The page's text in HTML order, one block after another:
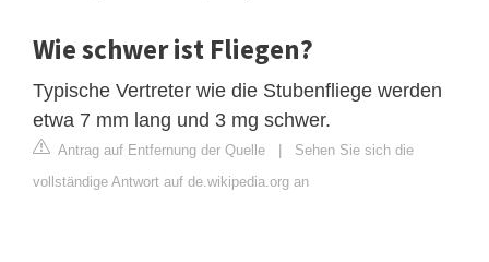
Wie schwer ist Fliegen?
Typische Vertreter wie die Stubenfliege werden
etwa 7 mm lang und 3 mg schwer.
Antrag auf Entfernung der Quelle
Sehen Sie sich die
vollständige Antwort auf de.wikipedia.org an